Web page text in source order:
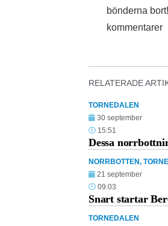
bönderna
kommentarer
RELATERADE
TORNEDALEN
30 september
15:51
Dessa
NORRBOTTEN,
21 september
09:03
Snart startar
TORNEDALEN